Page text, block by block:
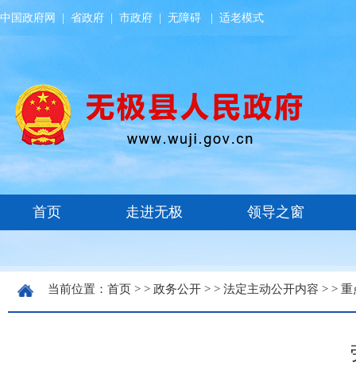
中国政府网 省政府 市政府 无障碍 适老模式
当前位置： 首页 > > 政务公开 > > 法定主动公开内容 > > 重